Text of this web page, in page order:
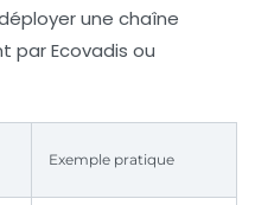
une chaîne
par Ecovadis ou
Exemple pratique